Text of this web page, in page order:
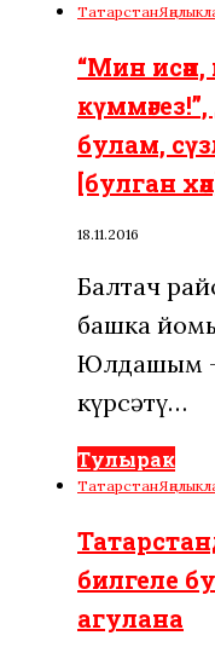
Татарстан
“Мин
булам,
[булган
18.11.2016
Балтач
башка
Юлдашым –
күрсәтү…
Тулырак
Татарстан
билгеле
агулана